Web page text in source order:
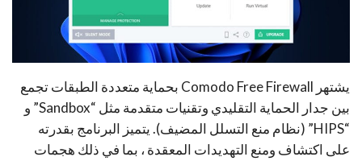
يشتهر Comodo Free Firewall بحماية متعددة الطبقات تجمع
بين جدار الحماية التقليدي وتقنيات متقدمة مثل “Sandbox” و
“HIPS” (نظام منع التسلل المضيف). يتميز البرنامج بقدرته
على اكتشاف ومنع التهديدات المعقدة ، بما في ذلك هجمات